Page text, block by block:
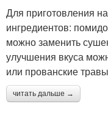
Для приготовления
ингредиентов:
можно заменить
улучшения вкуса
или прованские
читать дальше →